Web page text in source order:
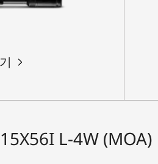
L-4W (MOA)